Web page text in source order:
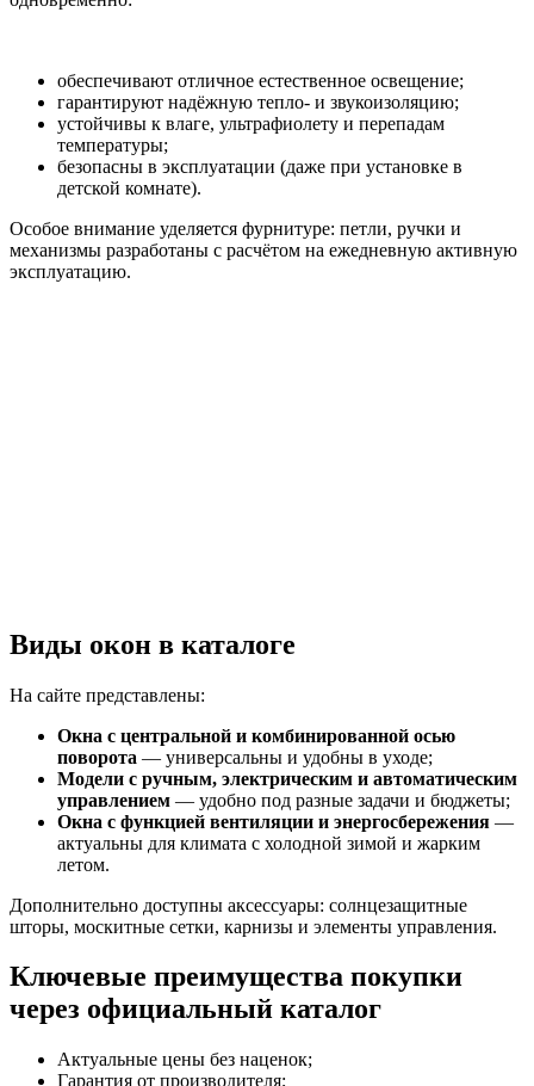
обеспечивают отличное естественное освещение;
гарантируют надёжную тепло- и звукоизоляцию;
устойчивы к влаге, ультрафиолету и перепадам
температуры;
безопасны в эксплуатации (даже при установке в
детской комнате).
Особое внимание уделяется фурнитуре: петли, ручки и
механизмы разработаны с расчётом на ежедневную активную
эксплуатацию.
Виды окон в каталоге
На сайте представлены:
Окна с центральной и комбинированной осью
поворота — универсальны и удобны в уходе;
Модели с ручным, электрическим и автоматическим
управлением — удобно под разные задачи и бюджеты;
Окна с функцией вентиляции и энергосбережения —
актуальны для климата с холодной зимой и жарким
летом.
Дополнительно доступны аксессуары: солнцезащитные
шторы, москитные сетки, карнизы и элементы управления.
Ключевые преимущества покупки
через официальный каталог
Актуальные цены без наценок;
Гарантия от производителя;